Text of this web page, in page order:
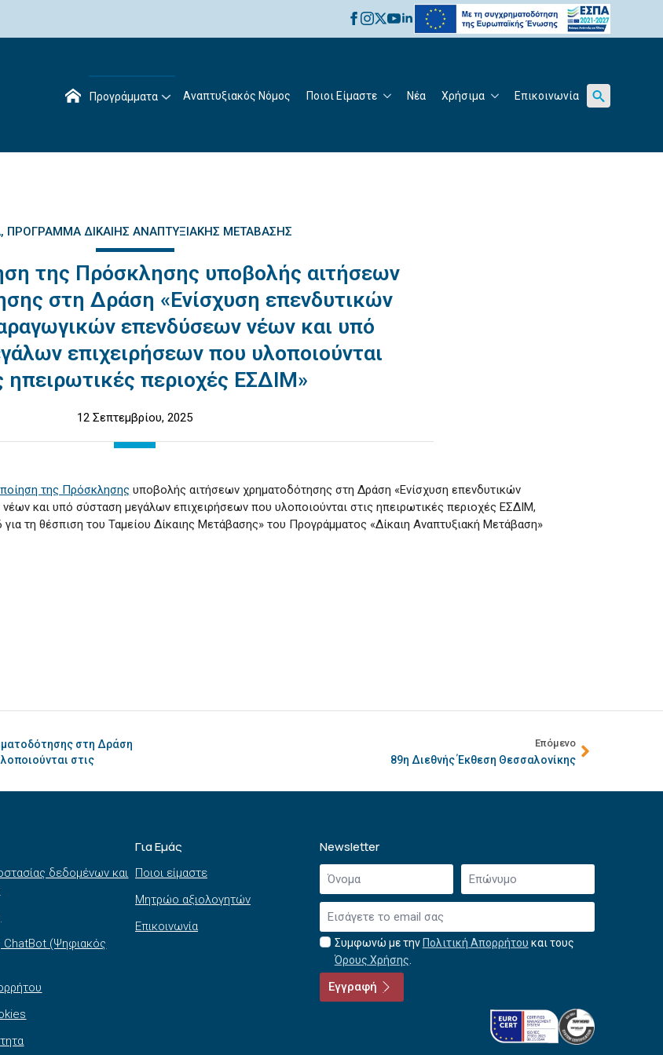
Προγράμματα Αναπτυξιακός Νόμος Ποιοι Είμαστε Νέα Χρήσιμα Επικοινωνία
for:
ΠΡΌΓΡΑΜΜΑ ΔΊΚΑΙΗΣ ΑΝΑΠΤΥΞΙΑΚΉΣ ΜΕΤΆΒΑΣΗΣ
της Πρόσκλησης υποβολής αιτήσεων
στη Δράση «Ενίσχυση επενδυτικών
επενδύσεων νέων και υπό
επιχειρήσεων που υλοποιούνται
ηπειρωτικές περιοχές ΕΣΔΙΜ»
12 Σεπτεμβρίου, 2025
της Πρόσκλησης υποβολής αιτήσεων χρηματοδότησης στη Δράση «Ενίσχυση επενδυτικών
και υπό σύσταση μεγάλων επιχειρήσεων που υλοποιούνται στις ηπειρωτικές περιοχές ΕΣΔΙΜ,
τη θέσπιση του Ταμείου Δίκαιης Μετάβασης» του Προγράμματος «Δίκαιη Αναπτυξιακή Μετάβαση»
στη Δράση
στις
Επόμενο
89η Διεθνής Έκθεση Θεσσαλονίκης
δεδομένων και
ChatBot (Ψηφιακός
Για Εμάς
Ποιοι είμαστε
Μητρώο αξιολογητών
Επικοινωνία
Newsletter
Όνομα
Επώνυμο
Email
Αποδοχή
όρων
χρήσης
*
Συμφωνώ με την Πολιτική Απορρήτου και τους
Όρους Χρήσης
Εγγραφή